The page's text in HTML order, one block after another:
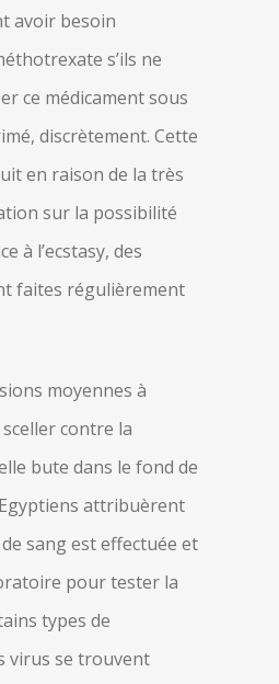
avoir besoin
s’ils ne
ce médicament sous
discrètement. Cette
en raison de la très
sur la possibilité
à l’ecstasy, des
faites régulièrement
moyennes à
contre la
bute dans le fond de
attribuèrent
sang est effectuée et
pour tester la
types de
virus se trouvent